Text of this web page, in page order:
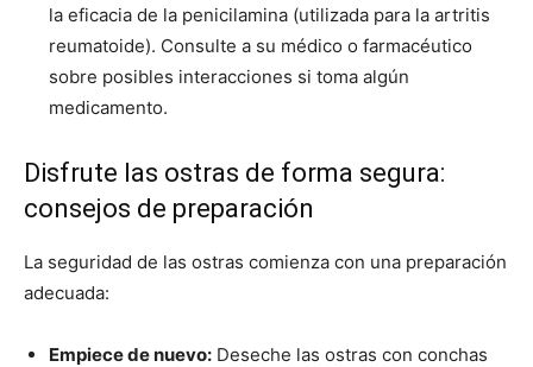
la eficacia de la penicilamina (utilizada para la artritis
reumatoide). Consulte a su médico o farmacéutico
sobre posibles interacciones si toma algún
medicamento.
Disfrute las ostras de forma segura:
consejos de preparación
La seguridad de las ostras comienza con una preparación
adecuada:
Empiece de nuevo: Deseche las ostras con conchas